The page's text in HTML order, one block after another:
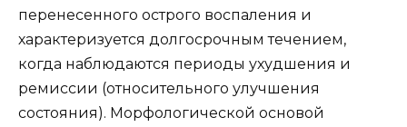
перенесенного острого воспаления и
характеризуется долгосрочным течением,
когда наблюдаются периоды ухудшения и
ремиссии (относительного улучшения
состояния). Морфологической основой